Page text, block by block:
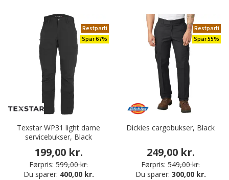
Restparti
Spar 67%
Texstar WP31 light dame
servicebukser, Black
199,00 kr.
Førpris: 599,00 kr.
Du sparer: 400,00 kr.
Restparti
Spar 55%
Dickies cargobukser, Black
249,00 kr.
Førpris: 549,00 kr.
Du sparer: 300,00 kr.